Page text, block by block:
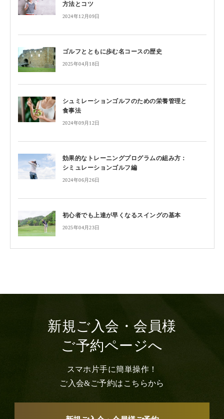
方法とコツ
2024年12月09日
ゴルフとともに歩む名コースの歴史
2025年04月18日
シュミレーションゴルフのための栄養管理と
食事法
2024年09月12日
効果的なトレーニングプログラムの組み方：
シミュレーションゴルフ編
2024年06月26日
初心者でも上達が早くなるスイングの基本
2025年04月23日
新規ご入会・会員様
ご予約ページへ
スマホ片手に簡単操作！
ご入会&ご予約はこちらから